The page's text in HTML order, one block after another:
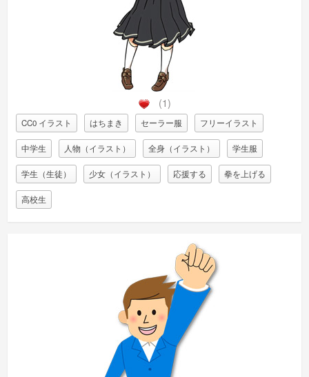
(1)
CC0 イラスト はちまき セーラー服 フリーイラスト
中学生 人物（イラスト） 全身（イラスト） 学生服
学生（生徒） 少女（イラスト） 応援する 拳を上げる
高校生